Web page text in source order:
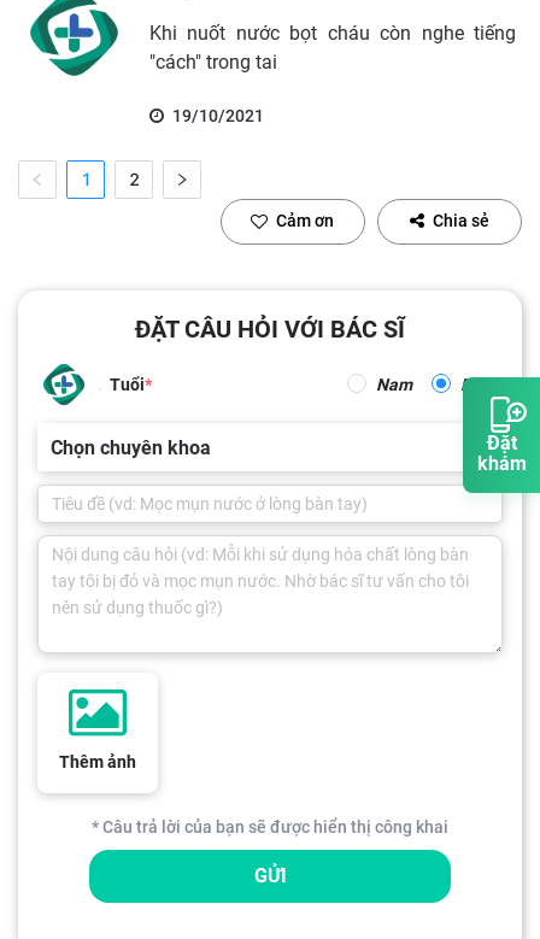
Đặt
khám
Khi nuốt nước bọt cháu còn nghe tiếng
"cách" trong tai
19/10/2021
1 2
Cảm ơn Chia sẻ
ĐẶT CÂU HỎI VỚI BÁC SĨ
Tuổi Nam Nữ
Chọn chuyên khoa
Thêm ảnh
* Câu trả lời của bạn sẽ được hiển thị công khai
GỬI